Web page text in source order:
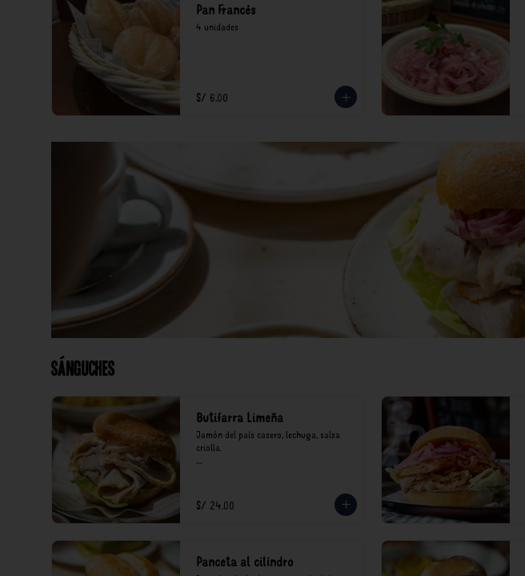
Pan Francés
4 unidades
S/ 6.00
Sánguches
Butifarra Limeña
Jamón del país casero, lechuga, salsa
criolla.
recargo al consumo.
S/ 24.00
Panceta al cilindro